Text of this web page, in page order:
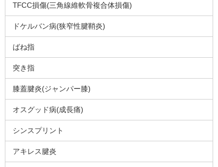
TFCC損傷(三角線維軟骨複合体損傷)
ドケルバン病(狭窄性腱鞘炎)
ばね指
突き指
膝蓋腱炎(ジャンパー膝)
オスグッド病(成長痛)
シンスプリント
アキレス腱炎